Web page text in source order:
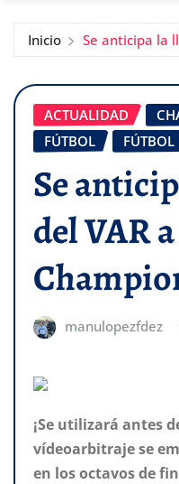
Inicio Se anticipa la
ACTUALIDAD
FÚTBOL
FÚTBOL
Se
del VAR
manulopezfdez
¡Se utilizará antes
vídeoarbitraje se
en los octavos de